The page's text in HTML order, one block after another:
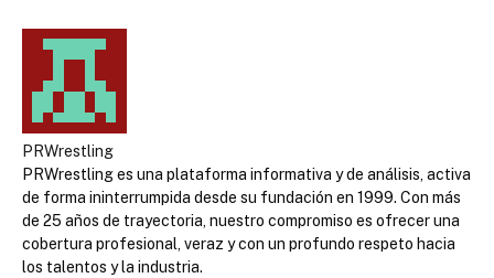
PRWrestling
PRWrestling es una plataforma informativa y de análisis, activa
de forma ininterrumpida desde su fundación en 1999. Con más
de 25 años de trayectoria, nuestro compromiso es ofrecer una
cobertura profesional, veraz y con un profundo respeto hacia
los talentos y la industria.